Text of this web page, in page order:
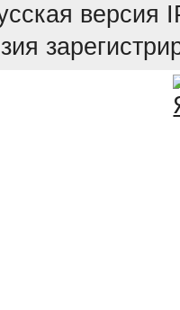
версия